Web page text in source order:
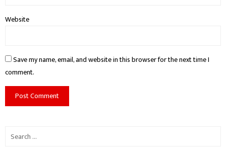
Website
Save my name, email, and website in this browser for the next time I
comment.
Search